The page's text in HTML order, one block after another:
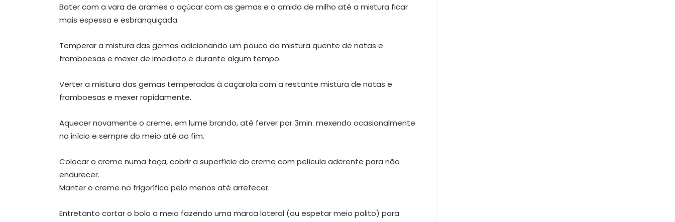
Bater com a vara de arames o açúcar com as gemas e o amido de milho até a mistura ficar
mais espessa e esbranquiçada.
Temperar a mistura das gemas adicionando um pouco da mistura quente de natas e
framboesas e mexer de imediato e durante algum tempo.
Verter a mistura das gemas temperadas à caçarola com a restante mistura de natas e
framboesas e mexer rapidamente.
Aquecer novamente o creme, em lume brando, até ferver por 3min. mexendo ocasionalmente
no início e sempre do meio até ao fim.
Colocar o creme numa taça, cobrir a superfície do creme com película aderente para não
endurecer.
Manter o creme no frigorífico pelo menos até arrefecer.
Entretanto cortar o bolo a meio fazendo uma marca lateral (ou espetar meio palito) para